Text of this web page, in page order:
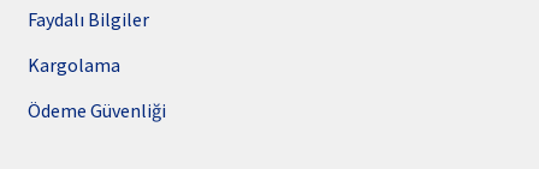
Faydalı Bilgiler
Kargolama
Ödeme Güvenliği